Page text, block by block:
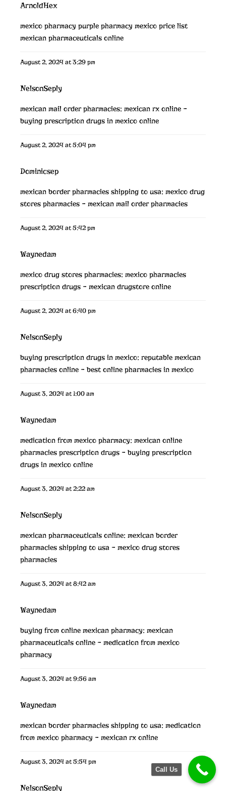
ArnoldHex
mexico pharmacy purple pharmacy mexico price list
mexican pharmaceuticals online
August 2, 2024 at 3:29 pm
NelsonSeply
mexican mail order pharmacies: mexican rx online –
buying prescription drugs in mexico online
August 2, 2024 at 5:04 pm
Dominicsep
mexican border pharmacies shipping to usa: mexico drug
stores pharmacies – mexican mail order pharmacies
August 2, 2024 at 5:42 pm
Waynedam
mexico drug stores pharmacies: mexico pharmacies
prescription drugs – mexican drugstore online
August 2, 2024 at 6:40 pm
NelsonSeply
buying prescription drugs in mexico: reputable mexican
pharmacies online – best online pharmacies in mexico
August 3, 2024 at 1:00 am
Waynedam
medication from mexico pharmacy: mexican online
pharmacies prescription drugs – buying prescription
drugs in mexico online
August 3, 2024 at 2:22 am
NelsonSeply
mexican pharmaceuticals online: mexican border
pharmacies shipping to usa – mexico drug stores
pharmacies
August 3, 2024 at 8:42 am
Waynedam
buying from online mexican pharmacy: mexican
pharmaceuticals online – medication from mexico
pharmacy
August 3, 2024 at 9:56 am
Waynedam
mexican border pharmacies shipping to usa: medication
from mexico pharmacy – mexican rx online
August 3, 2024 at 5:54 pm
NelsonSeply
Call Us